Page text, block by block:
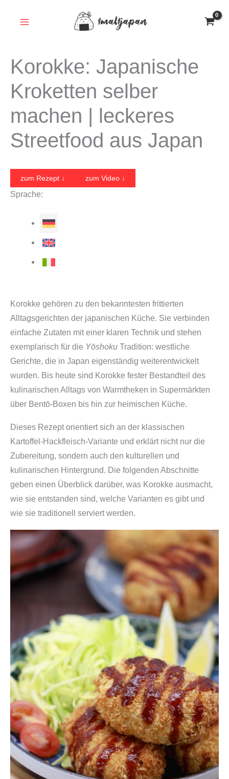
Korokke: Japanische
Kroketten selber
machen | leckeres
Streetfood aus Japan
zum Rezept ↓ zum Video ↓
Sprache:
Korokke gehören zu den bekanntesten frittierten
Alltagsgerichten der japanischen Küche. Sie verbinden
einfache Zutaten mit einer klaren Technik und stehen
exemplarisch für die Yōshoku Tradition: westliche
Gerichte, die in Japan eigenständig weiterentwickelt
wurden. Bis heute sind Korokke fester Bestandteil des
kulinarischen Alltags von Warmtheken in Supermärkten
über Bentō-Boxen bis hin zur heimischen Küche.
Dieses Rezept orientiert sich an der klassischen
Kartoffel-Hackfleisch-Variante und erklärt nicht nur die
Zubereitung, sondern auch den kulturellen und
kulinarischen Hintergrund. Die folgenden Abschnitte
geben einen Überblick darüber, was Korokke ausmacht,
wie sie entstanden sind, welche Varianten es gibt und
wie sie traditionell serviert werden.